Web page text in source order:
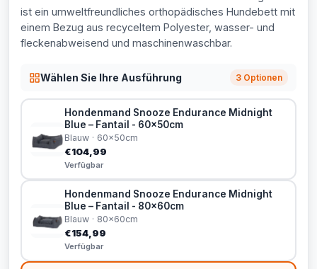
ist ein umweltfreundliches orthopädisches Hundebett mit
einem Bezug aus recyceltem Polyester, wasser- und
fleckenabweisend und maschinenwaschbar.
Wählen Sie Ihre Ausführung 3 Optionen
Hondenmand Snooze Endurance Midnight
Blue – Fantail - 60x50cm
Blauw · 60x50cm
€104,99
Verfügbar
Hondenmand Snooze Endurance Midnight
Blue – Fantail - 80x60cm
Blauw · 80x60cm
€154,99
Verfügbar